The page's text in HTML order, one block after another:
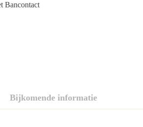
Bancontact
Bijkomende informatie